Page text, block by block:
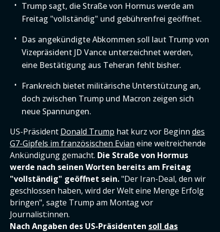
Trump sagt, die Straße von Hormus werde am
Freitag "vollständig" und gebührenfrei geöffnet.
Das angekündigte Abkommen soll laut Trump von
Vizepräsident JD Vance unterzeichnet werden,
eine Bestätigung aus Teheran fehlt bisher.
Frankreich bietet militärische Unterstützung an,
doch zwischen Trump und Macron zeigen sich
neue Spannungen.
US-Präsident Donald Trump hat kurz vor Beginn des
G7-Gipfels im französischen Evian eine weitreichende
Ankündigung gemacht. Die Straße von Hormus
werde nach seinen Worten bereits am Freitag
"vollständig" geöffnet sein."Der Iran-Deal, den wir
geschlossen haben, wird der Welt eine Menge Erfolg
bringen", sagte Trump am Montag vor
Journalist:innen.
Nach Angaben des US-Präsidenten soll das